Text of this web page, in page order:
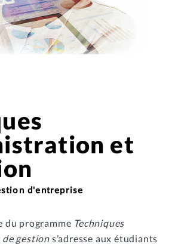
et
d'entreprise
du programme Techniques
gestion s’adresse aux étudiants